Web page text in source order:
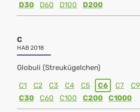
D30
D60 D100 D200
C
HAB 2018
Globuli (Streukügelchen)
C1 C2 C3 C4 C5 C6 C7 C9
C30
C60 C100 C200 C1000